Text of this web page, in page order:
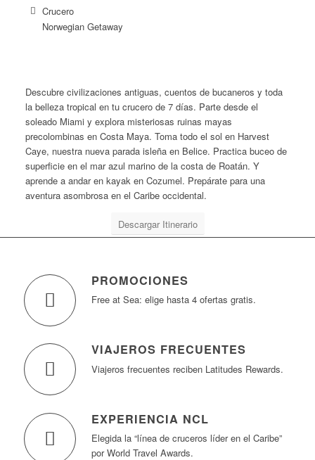
Crucero
Norwegian Getaway
Descubre civilizaciones antiguas, cuentos de bucaneros y toda
la belleza tropical en tu crucero de 7 días. Parte desde el
soleado Miami y explora misteriosas ruinas mayas
precolombinas en Costa Maya. Toma todo el sol en Harvest
Caye, nuestra nueva parada isleña en Belice. Practica buceo de
superficie en el mar azul marino de la costa de Roatán. Y
aprende a andar en kayak en Cozumel. Prepárate para una
aventura asombrosa en el Caribe occidental.
Descargar Itinerario
PROMOCIONES
Free at Sea: elige hasta 4 ofertas gratis.
VIAJEROS FRECUENTES
Viajeros frecuentes reciben Latitudes Rewards.
EXPERIENCIA NCL
Elegida la “línea de cruceros líder en el Caribe”
por World Travel Awards.